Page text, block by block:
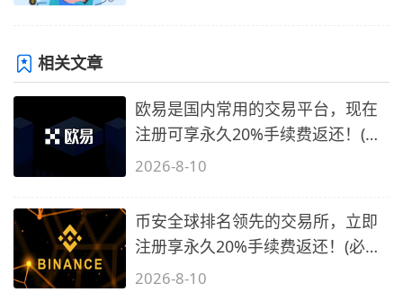
相关文章
欧易是国内常用的交易平台，现在
注册可享永久20%手续费返还！(必
备1)
2026-8-10
币安全球排名领先的交易所，立即
注册享永久20%手续费返还！(必备
2)
2026-8-10